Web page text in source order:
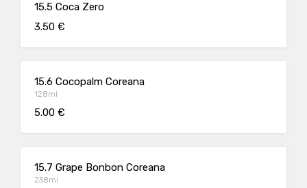
15.5 Coca Zero
3.50 €
15.6 Cocopalm Coreana
128ml
5.00 €
15.7 Grape Bonbon Coreana
238ml